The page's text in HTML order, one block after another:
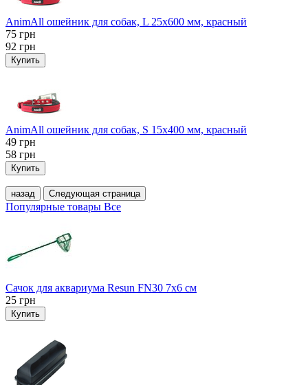
AnimAll ошейник для собак, L 25x600 мм, красный
75 грн
92 грн
Купить
AnimAll ошейник для собак, S 15х400 мм, красный
49 грн
58 грн
Купить
назад Следующая страница
Популярные товары Все
Сачок для аквариума Resun FN30 7х6 см
25 грн
Купить